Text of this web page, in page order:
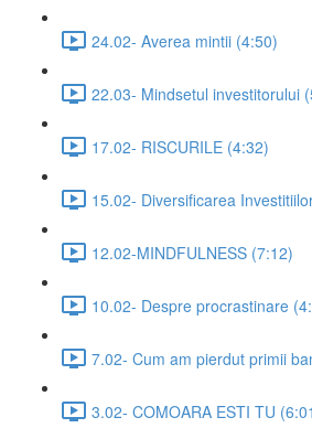
24.02- Averea mintii (4:50)
22.03- Mindsetul investitorului
17.02- RISCURILE (4:32)
15.02- Diversificarea
12.02-MINDFULNESS (7:12)
10.02- Despre procrastinare
7.02- Cum am pierdut primii
3.02- COMOARA ESTI TU